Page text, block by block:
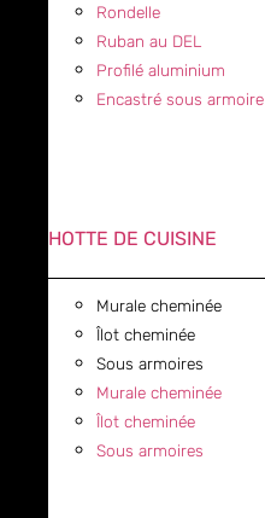
Rondelle
Ruban au DEL
Profilé aluminium
Encastré sous armoire
HOTTE DE CUISINE
Murale cheminée
Îlot cheminée
Sous armoires
Murale cheminée
Îlot cheminée
Sous armoires